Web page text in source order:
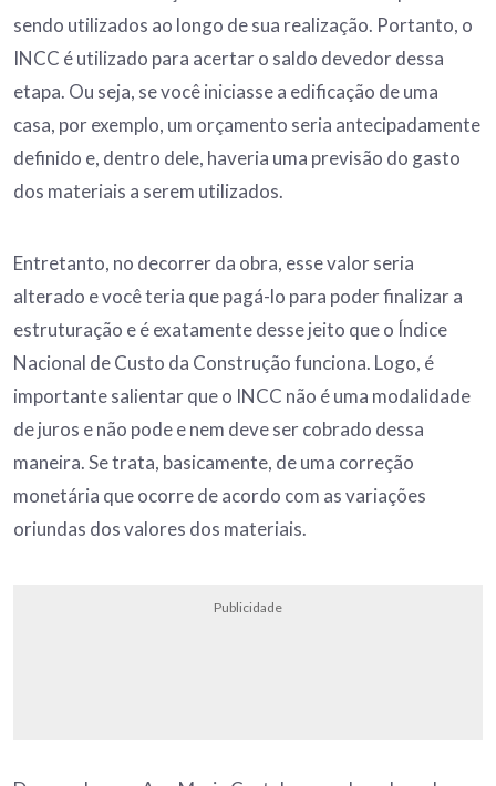
sendo utilizados ao longo de sua realização. Portanto, o
INCC é utilizado para acertar o saldo devedor dessa
etapa. Ou seja, se você iniciasse a edificação de uma
casa, por exemplo, um orçamento seria antecipadamente
definido e, dentro dele, haveria uma previsão do gasto
dos materiais a serem utilizados.
Entretanto, no decorrer da obra, esse valor seria
alterado e você teria que pagá-lo para poder finalizar a
estruturação e é exatamente desse jeito que o Índice
Nacional de Custo da Construção funciona. Logo, é
importante salientar que o INCC não é uma modalidade
de juros e não pode e nem deve ser cobrado dessa
maneira. Se trata, basicamente, de uma correção
monetária que ocorre de acordo com as variações
oriundas dos valores dos materiais.
Publicidade